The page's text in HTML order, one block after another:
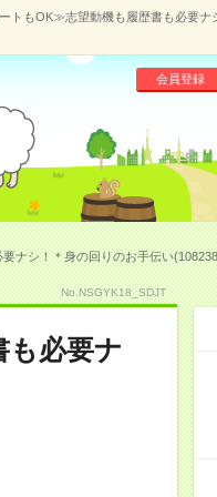
トもOK≫志望動機も履歴書も必要ナ
会員登録
ナシ！＊身の回りのお手伝い
No.NSGYK18_SDJT
必要ナ